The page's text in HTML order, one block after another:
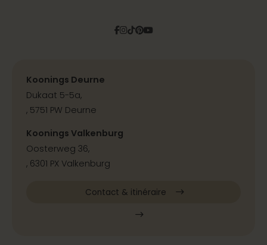
Facebook
Instagram
Tiktok
Pinterest
YouTube
Koonings Deurne
Dukaat 5-5a,
, 5751 PW Deurne
Koonings Valkenburg
Oosterweg 36,
, 6301 PX Valkenburg
Contact & itinéraire